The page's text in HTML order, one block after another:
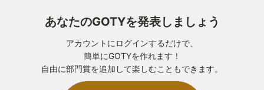
進める物が多いが、このゲームは初めはとにかく慎
重に進まないと、即全滅しかねない。
地下1階のフロアから入り口付近で、ザコ敵と数回バ
トルして、街に戻って宿屋で回復、レベルアップし
あなたのGOTYを発表しましょう
アカウントにログインするだけで、
簡単にGOTYを作れます！
自由に部門賞を追加して楽しむこともできます。